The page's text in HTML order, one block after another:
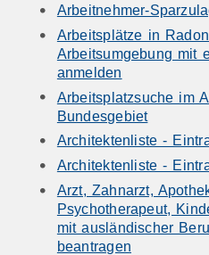
Arbeitnehmer-
Arbeitsplätze in
Arbeitsumgebung mit
anmelden
Arbeitsplatzsuche im
Bundesgebiet
Architektenliste -
Architektenliste -
Arzt, Zahnarzt,
Psychotherapeut,
mit ausländischer
beantragen